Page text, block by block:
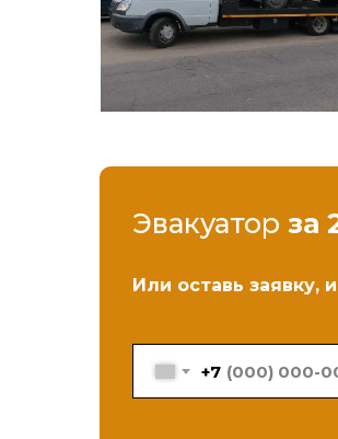
Эвакуатор за
Или оставь
+7